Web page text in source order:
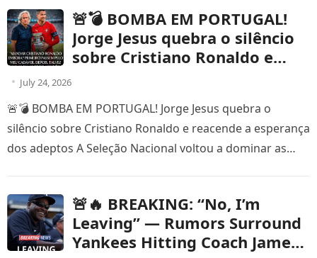
🚨💣 BOMBA EM PORTUGAL!
Jorge Jesus quebra o silêncio
sobre Cristiano Ronaldo e
July 24, 2026
🚨💣 BOMBA EM PORTUGAL! Jorge Jesus quebra o
silêncio sobre Cristiano Ronaldo e reacende a esperança
dos adeptos A Seleção Nacional voltou a dominar as
🚨🔥 BREAKING: “No, I’m
Leaving” — Rumors Surround
Yankees Hitting Coach James